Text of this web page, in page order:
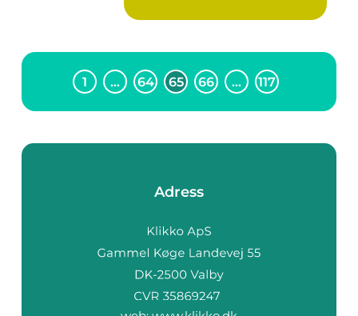
1 … 64 65 66 … 117
Adress